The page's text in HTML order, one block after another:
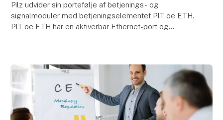
Pilz udvider sin portefølje af betjenings- og
signalmoduler med betjeningselementet PIT oe ETH.
PIT oe ETH har en aktiverbar Ethernet-port og